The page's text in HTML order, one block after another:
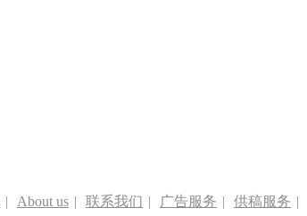
| About us | 联系我们 | 广告服务 | 供稿服务 |